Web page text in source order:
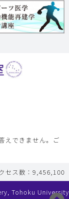
えできません。ご
セス数：9,456,100
Tohoku University